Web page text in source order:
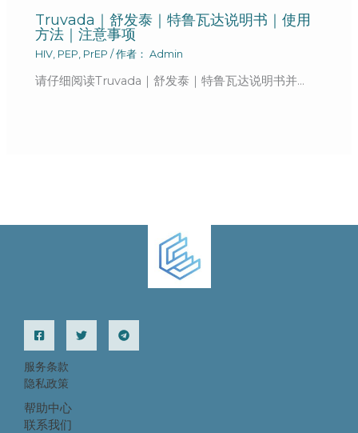
Truvada｜舒发泰｜特鲁瓦达说明书｜使用
方法｜注意事项
HIV PEP PrEP / 作者： Admin
请仔细阅读Truvada｜舒发泰｜特鲁瓦达说明书并…
服务条款
隐私政策
帮助中心
联系我们